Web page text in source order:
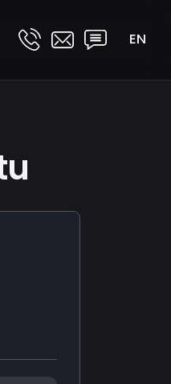
EN